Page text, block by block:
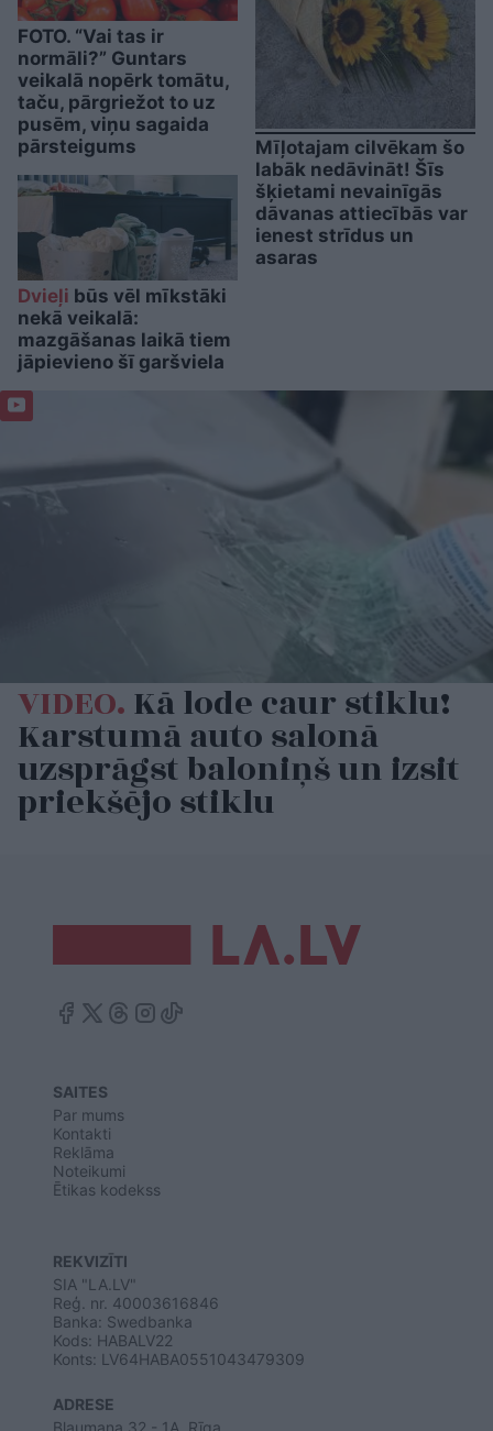
FOTO. “Vai tas ir
normāli?” Guntars
veikalā nopērk tomātu,
taču, pārgriežot to uz
pusēm, viņu sagaida
pārsteigums
Dvieļi būs vēl mīkstāki
nekā veikalā:
mazgāšanas laikā tiem
jāpievieno šī garšviela
Mīļotajam cilvēkam šo
labāk nedāvināt! Šīs
šķietami nevainīgās
dāvanas attiecībās var
ienest strīdus un
asaras
VIDEO.Kā lode caur stiklu!
Karstumā auto salonā
uzsprāgst baloniņš un izsit
priekšējo stiklu
SAITES
Par mums
Kontakti
Reklāma
Noteikumi
Ētikas kodekss
REKVIZĪTI
SIA "LA.LV"
Reģ. nr. 40003616846
Banka: Swedbanka
Kods: HABALV22
Konts: LV64HABA0551043479309
ADRESE